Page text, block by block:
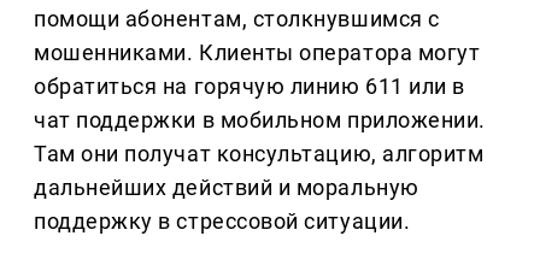
помощи абонентам, столкнувшимся с
мошенниками. Клиенты оператора могут
обратиться на горячую линию 611 или в
чат поддержки в мобильном приложении.
Там они получат консультацию, алгоритм
дальнейших действий и моральную
поддержку в стрессовой ситуации.